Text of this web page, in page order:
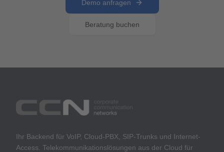
Demo anfragen
Beratung buchen
Ihr Backend für VoIP, Cloud-PBX, SIP-Trunks und Internet-
Access. Telekommunikationslösungen aus der Cloud für